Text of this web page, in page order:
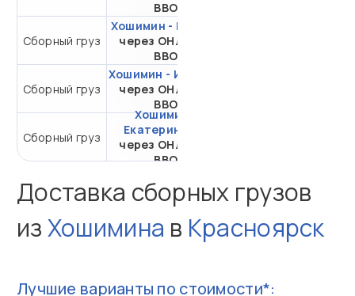
ВВО
Сборный груз
Хошимин - Москва
через ОНЛ-РКЛ
ВВО
Сборный груз
Хошимин - Иркутск
через ОНЛ-РКЛ
ВВО
Сборный груз
Хошимин -
Екатеринбург
через ОНЛ-РКЛ
ВВО
Доставка сборных грузов
изХошимина в Красноярск
Лучшие варианты по стоимости*: